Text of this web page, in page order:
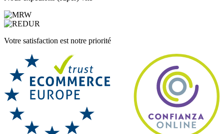
Votre satisfaction est notre priorité